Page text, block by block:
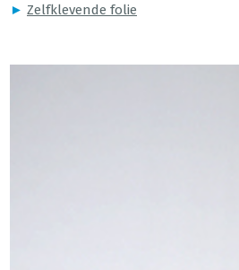
► Zelfklevende folie